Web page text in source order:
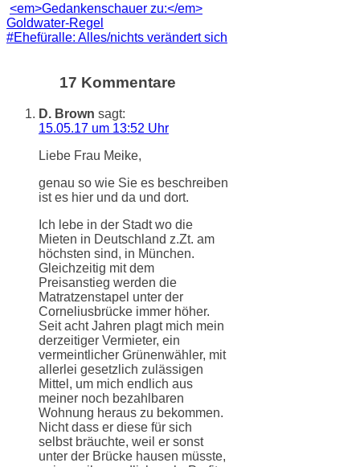
<em>Gedankenschauer zu:</em>
Goldwater-Regel
#Ehefüralle: Alles/nichts verändert sich
17 Kommentare
D. Brown sagt:
15.05.17 um 13:52 Uhr
Liebe Frau Meike,
genau so wie Sie es beschreiben
ist es hier und da und dort.
Ich lebe in der Stadt wo die
Mieten in Deutschland z.Zt. am
höchsten sind, in München.
Gleichzeitig mit dem
Preisanstieg werden die
Matratzenstapel unter der
Corneliusbrücke immer höher.
Seit acht Jahren plagt mich mein
derzeitiger Vermieter, ein
vermeintlicher Grünenwähler, mit
allerlei gesetzlich zulässigen
Mittel, um mich endlich aus
meiner noch bezahlbaren
Wohnung heraus zu bekommen.
Nicht dass er diese für sich
selbst bräuchte, weil er sonst
unter der Brücke hausen müsste,